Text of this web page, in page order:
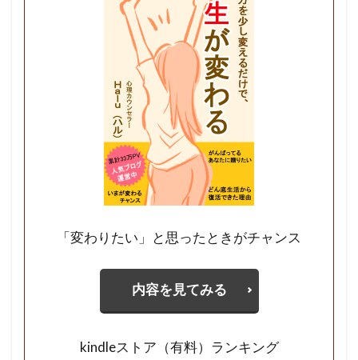
「変わりたい」と思ったときがチャンス
内容を見てみる
kindleストア（有料）ランキング